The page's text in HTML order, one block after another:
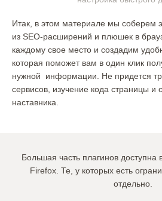
Итак, в этом материале мы соберем
из SEO-расширений и плюшек в
каждому свое место и создадим
которая поможет вам в один клик
нужной информации. Не придется
сервисов, изучение кода страницы и
наставника.
Большая часть плагинов доступна
Firefox. Те, у которых есть
отдельно.